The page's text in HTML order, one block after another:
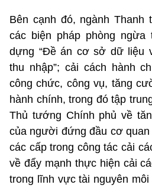
Bên cạnh đó, ngành Thanh
các biện pháp phòng ngừa
dựng “Đề án cơ sở dữ liệu
thu nhập”; cải cách hành
công chức, công vụ, tăng
hành chính, trong đó tập
Thủ tướng Chính phủ về
của người đứng đầu cơ
các cấp trong công tác cải
về đẩy mạnh thực hiện cải
trong lĩnh vực tài nguyên